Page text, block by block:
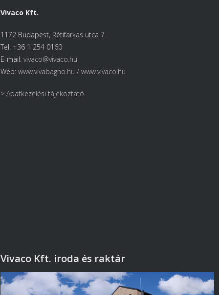
Vivaco Kft.
1172 Budapest, Rétifarkas utca 7.
Tel: +36 1 254 0160
E-mail:vivaco@vivaco.hu
Web:www.vivabagno.hu /www.vivaco.hu
> Adatkezelési tájékoztató
Vivaco Kft. iroda és raktár